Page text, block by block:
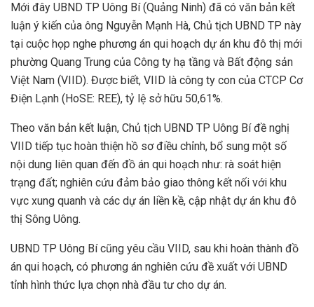
Mới đây UBND TP Uông Bí (Quảng Ninh) đã có văn bản kết
luận ý kiến của ông Nguyễn Mạnh Hà, Chủ tịch UBND TP này
tại cuộc họp nghe phương án qui hoạch dự án khu đô thị mới
phường Quang Trung của Công ty hạ tầng và Bất động sản
Việt Nam (VIID). Được biết, VIID là công ty con của CTCP Cơ
Điện Lạnh (HoSE: REE), tỷ lệ sở hữu 50,61%.
Theo văn bản kết luận, Chủ tịch UBND TP Uông Bí đề nghị
VIID tiếp tục hoàn thiện hồ sơ điều chỉnh, bổ sung một số
nội dung liên quan đến đồ án qui hoạch như: rà soát hiện
trạng đất; nghiên cứu đảm bảo giao thông kết nối với khu
vực xung quanh và các dự án liền kề, cập nhật dự án khu đô
thị Sông Uông.
UBND TP Uông Bí cũng yêu cầu VIID, sau khi hoàn thành đồ
án qui hoạch, có phương án nghiên cứu đề xuất với UBND
tỉnh hình thức lựa chọn nhà đầu tư cho dự án.